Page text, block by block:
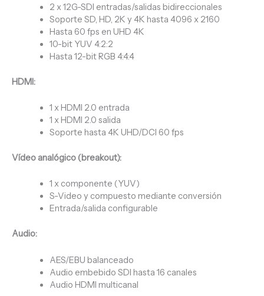
2 x 12G-SDI entradas/salidas bidireccionales
Soporte SD, HD, 2K y 4K hasta 4096 x 2160
Hasta 60 fps en UHD 4K
10-bit YUV 4:2:2
Hasta 12-bit RGB 4:4:4
HDMI:
1 x HDMI 2.0 entrada
1 x HDMI 2.0 salida
Soporte hasta 4K UHD/DCI 60 fps
Vídeo analógico (breakout):
1 x componente (YUV)
S-Video y compuesto mediante conversión
Entrada/salida configurable
Audio:
AES/EBU balanceado
Audio embebido SDI hasta 16 canales
Audio HDMI multicanal